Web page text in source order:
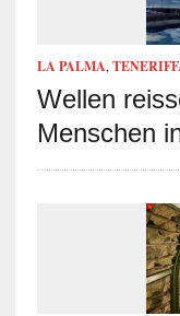
LA PALMA,
Wellen
Menschen